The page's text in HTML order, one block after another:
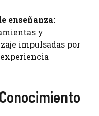
enseñanza:
y
impulsadas por